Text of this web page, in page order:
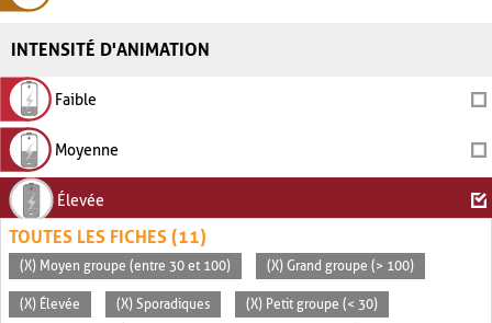
INTENSITÉ D'ANIMATION
Faible
Moyenne
Élevée
TOUTES LES FICHES (11)
(X) Moyen groupe (entre 30 et 100) (X) Grand groupe (> 100)
(X) Élevée (X) Sporadiques (X) Petit groupe (< 30)